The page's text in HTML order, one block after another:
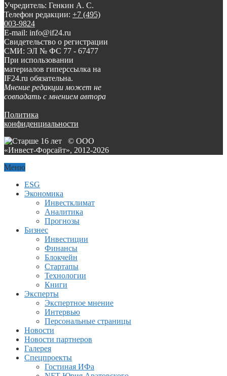
Учредитель: Генкин А. С.
Телефон редакции: +7 (495)
003-9824
E-mail: info@if24.ru
Свидетельство о регистрации
СМИ: ЭЛ № ФС 77 - 67477
При использовании
материалов гиперссылка на
IF24.ru обязательна.
Мнение редакции может не
совпадать с мнением автора
Политика
конфиденциальности
© ООО
«Инвест-Форсайт», 2012-2026
Меню
ESG
Экономика
Инвестклимат
Аналитика
Прогнозы
Бизнес
Инвестиции
Финансы
Блокчейн
Стартапы
Технологии
Книги
Эксперты
Экспертное мнение
Интервью
Персональные страницы
Новости
Новости партнеров
Галерея
Спецпроекты
Гостиная ИФа